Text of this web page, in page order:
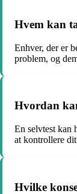
Hvem kan
Enhver, der er
problem, og
Hvordan
En selvtest kan
at kontrollere
Hvilke